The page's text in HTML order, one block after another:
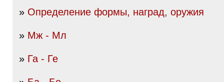
» Определение формы, наград, оружия
» Мж - Мл
» Га - Ге